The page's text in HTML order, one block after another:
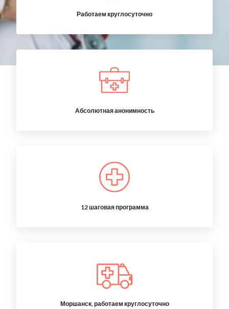
Работаем круглосуточно
Абсолютная анонимность
12 шаговая программа
Моршанск, работаем круглосуточно